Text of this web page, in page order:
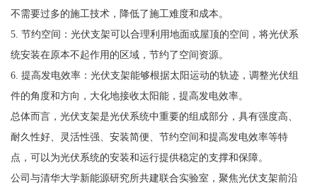
不需要过多的施工技术，降低了施工难度和成本。
5. 节约空间：光伏支架可以合理利用地面或屋顶的空间，将光伏系
统安装在原本不起作用的区域，节约了空间资源。
6. 提高发电效率：光伏支架能够根据太阳运动的轨迹，调整光伏组
件的角度和方向，大化地接收太阳能，提高发电效率。
总体而言，光伏支架是光伏系统中重要的组成部分，具有强度高、
耐久性好、灵活性强、安装简便、节约空间和提高发电效率等特
点，可以为光伏系统的安装和运行提供稳定的支撑和保障。
公司与清华大学新能源研究所共建联合实验室，聚焦光伏支架前沿